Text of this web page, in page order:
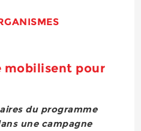
mobilisent pour
du programme
une campagne